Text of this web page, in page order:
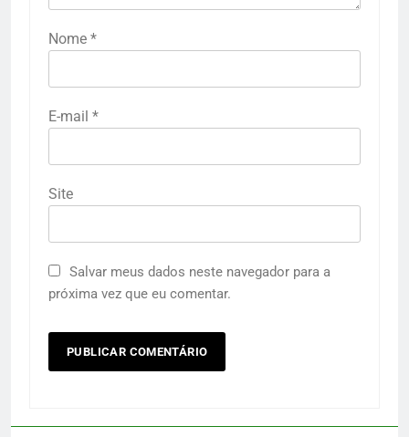
Nome *
E-mail *
Site
Salvar meus dados neste navegador para a
próxima vez que eu comentar.